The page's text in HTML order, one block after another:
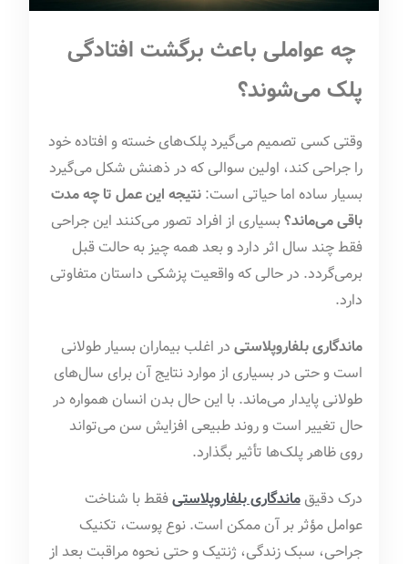
چه عواملی باعث برگشت افتادگی
پلک می‌شوند؟
وقتی کسی تصمیم می‌گیرد پلک‌های خسته و افتاده خود
را جراحی کند، اولین سوالی که در ذهنش شکل می‌گیرد
بسیار ساده اما حیاتی است:نتیجه این عمل تا چه مدت
باقی می‌ماند؟بسیاری از افراد تصور می‌کنند این جراحی
فقط چند سال اثر دارد و بعد همه چیز به حالت قبل
برمی‌گردد. در حالی که واقعیت پزشکی داستان متفاوتی
دارد.
ماندگاری بلفاروپلاستی در اغلب بیماران بسیار طولانی
است و حتی در بسیاری از موارد نتایج آن برای سال‌های
طولانی پایدار می‌ماند. با این حال بدن انسان همواره در
حال تغییر است و روند طبیعی افزایش سن می‌تواند
روی ظاهر پلک‌ها تأثیر بگذارد.
درک دقیقماندگاری بلفاروپلاستیفقط با شناخت
عوامل مؤثر بر آن ممکن است. نوع پوست، تکنیک
جراحی، سبک زندگی، ژنتیک و حتی نحوه مراقبت بعد از